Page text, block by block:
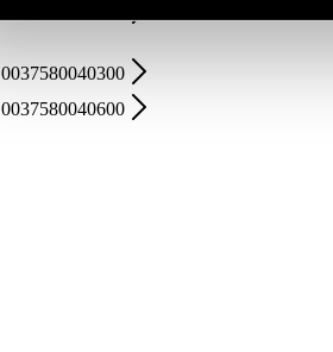
0037580040300
0037580040600